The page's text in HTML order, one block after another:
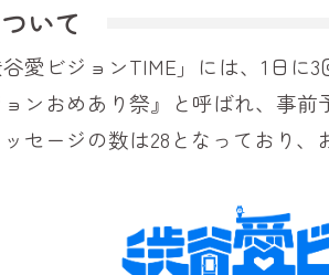
いて
愛ビジョンTIME」には、1日に3
ンおめあり祭』と呼ばれ、事前
セージの数は28となっており、